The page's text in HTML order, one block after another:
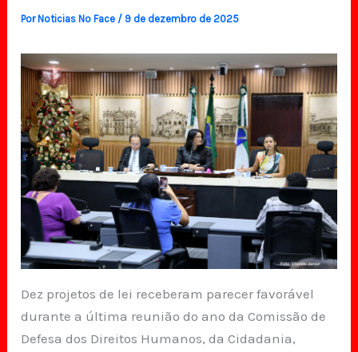
PorNoticias No Face / 9 de dezembro de 2025
Dez projetos de lei receberam parecer favorável
durante a última reunião do ano da Comissão de
Defesa dos Direitos Humanos, da Cidadania,